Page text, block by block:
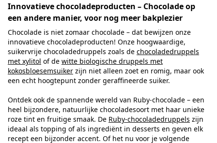
Innovatieve chocoladeproducten – Chocolade op
een andere manier, voor nog meer bakplezier
Chocolade is niet zomaar chocolade – dat bewijzen onze
innovatieve chocoladeproducten! Onze hoogwaardige,
suikervrije chocoladedruppels zoals de chocoladedruppels
met xylitol of de witte biologische druppels met
kokosbloesemsuiker zijn niet alleen zoet en romig, maar ook
een echt hoogtepunt zonder geraffineerde suiker.
Ontdek ook de spannende wereld van Ruby-chocolade – een
heel bijzondere, natuurlijke chocoladesoort met haar unieke
roze tint en fruitige smaak. De Ruby-chocoladedruppels zijn
ideaal als topping of als ingrediënt in desserts en geven elk
recept een bijzonder accent. Of het nu voor je volgende